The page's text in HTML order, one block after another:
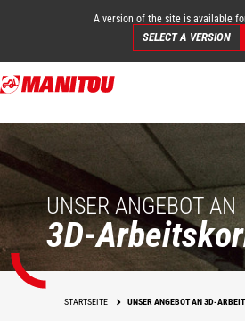
Direkt
zum
A version of the site is available
SELECT A VERSION
UNSER ANGEBOT AN
3D-
STARTSEITE UNSER ANGEBOT AN 3D-